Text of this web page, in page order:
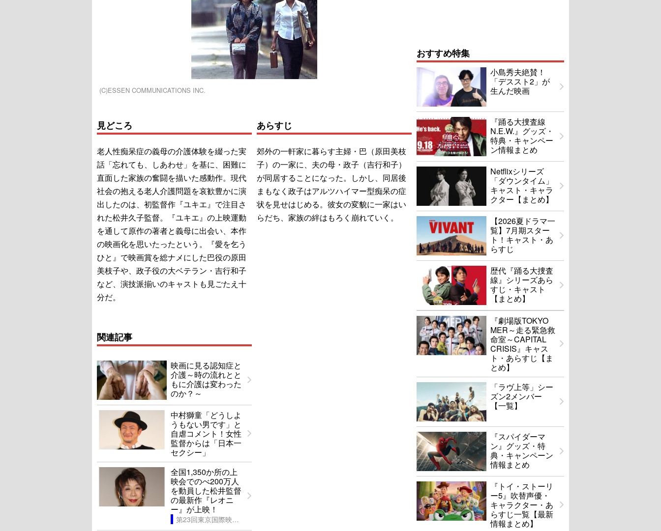
(C)ESSEN COMMUNICATIONS INC.
見どころ
老人性痴呆症の義母の介護体験を綴った実
話「忘れても、しあわせ」を基に、困難に
直面した家族の奮闘を描いた感動作。現代
社会の抱える老人介護問題を哀歓豊かに演
出したのは、初監督作『ユキエ』で注目さ
れた松井久子監督。『ユキエ』の上映運動
を通して原作の著者と義母に出会い、本作
の映画化を思いたったという。『愛を乞う
ひと』で映画賞を総ナメにした巴役の原田
美枝子や、政子役の大ベテラン・吉行和子
など、演技派揃いのキャストも見ごたえ十
分だ。
あらすじ
郊外の一軒家に暮らす主婦・巴（原田美枝
子）の一家に、夫の母・政子（吉行和子）
が同居することになった。しかし、同居後
まもなく政子はアルツハイマー型痴呆の症
状を見せはじめる。彼女の変貌に一家はい
らだち、家族の絆はもろく崩れていく。
関連記事
映画に見る認知症と
介護～時の流れとと
もに介護は変わった
のか？～
中村獅童「どうしよ
うもない男です」と
自虐コメント！女性
監督からは「日本一
セクシー」
全国1,350か所の上
映会でのべ200万人
を動員した松井監督
の最新作『レオニ
ー』が上映！
第23回東京国際映画祭
おすすめ特集
小島秀夫絶賛！
「デススト2」が
生んだ映画
『踊る大捜査線
N.E.W.』グッズ・
特典・キャンペー
ン情報まとめ
Netflixシリーズ
「ダウンタイム」
キャスト・キャラ
クター【まとめ】
【2026夏ドラマ一
覧】7月期スター
ト！キャスト・あ
らすじ
歴代『踊る大捜査
線』シリーズあら
すじ・キャスト
【まとめ】
『劇場版TOKYO
MER～走る緊急救
命室～CAPITAL
CRISIS』キャス
ト・あらすじ【ま
とめ】
「ラヴ上等」シー
ズン2メンバー
【一覧】
『スパイダーマ
ン』グッズ・特
典・キャンペーン
情報まとめ
『トイ・ストーリ
ー5』吹替声優・
キャラクター・あ
らすじ一覧【最新
情報まとめ】